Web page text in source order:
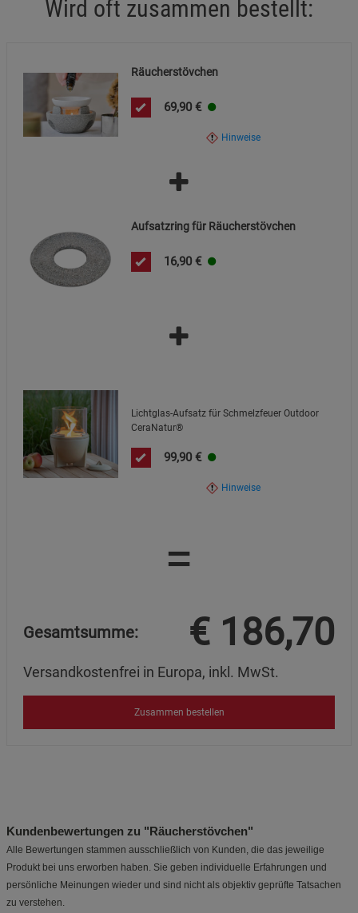
Wird oft zusammen bestellt:
Räucherstövchen
69,90 €
Hinweise
Aufsatzring für Räucherstövchen
16,90 €
Lichtglas-Aufsatz für Schmelzfeuer Outdoor
CeraNatur®
99,90 €
Hinweise
=
Gesamtsumme: € 186,70
Versandkostenfrei in Europa, inkl. MwSt.
Zusammen bestellen
Kundenbewertungen zu "Räucherstövchen"
Alle Bewertungen stammen ausschließlich von Kunden, die das jeweilige
Produkt bei uns erworben haben. Sie geben individuelle Erfahrungen und
persönliche Meinungen wieder und sind nicht als objektiv geprüfte Tatsachen
zu verstehen.